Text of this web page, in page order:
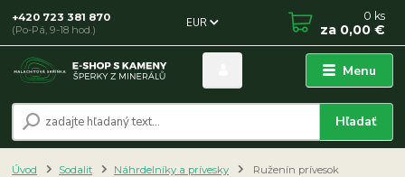
Menu
EUR
Hľadať
+420 723 381 870
(Po-Pá, 9-18 hod.)
0 ks
za 0,00 €
Úvod Sodalit Náhrdelníky a prívesky Ruženín prívesok